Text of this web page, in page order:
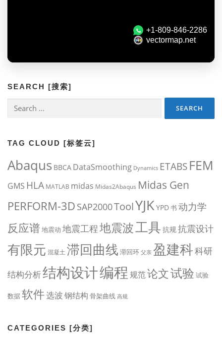
SEARCH [搜索]
for:
TAG CLOUD [标签云]
Abaqus BBCA DataSmoothing Dynamics ETABSFEM
GMS HLA MATLAB midas Midas2Abaqus Midas Gen
PERFORM-3D SAP2000ToolYJKYPD书 动力学
反应谱 地震动 地震工程地震波工具 抗规抗震设计
有限元 混凝土 滞回曲线 滞回环 父亲 盈建科科研
结构分析结构设计编程 规范论文试验 试验
数据软件选波钢结构 骨架曲线 高规
CATEGORIES [分类]